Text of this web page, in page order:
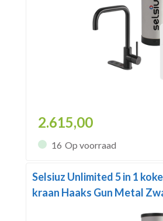
2.615,00
16 Op voorraad
Selsiuz Unlimited 5 in 1
kraan Haaks Gun Metal